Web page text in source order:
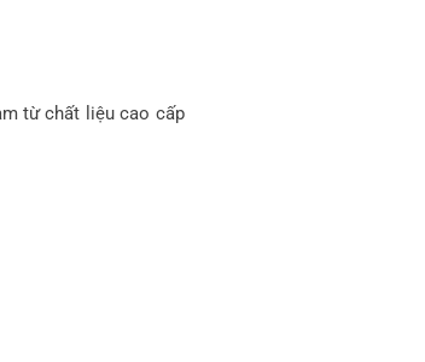
từ chất liệu cao cấp